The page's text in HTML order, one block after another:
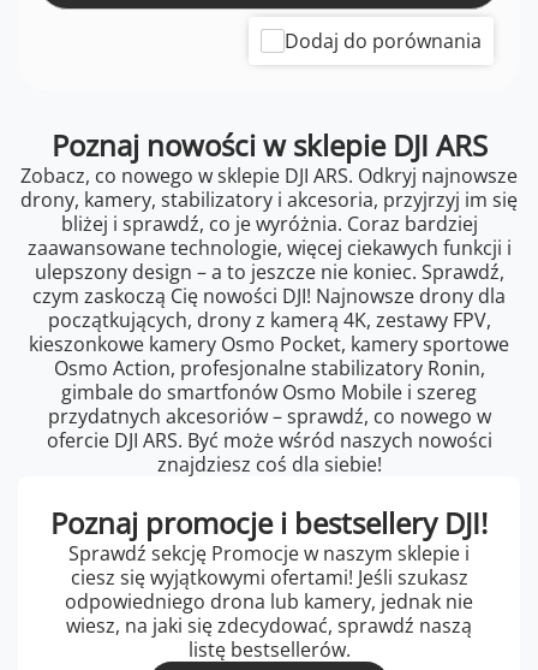
Poznaj nowości w sklepie DJI ARS
Zobacz, co nowego w sklepie DJI ARS. Odkryj najnowsze
drony, kamery, stabilizatory i akcesoria, przyjrzyj im się
bliżej i sprawdź, co je wyróżnia. Coraz bardziej
zaawansowane technologie, więcej ciekawych funkcji i
ulepszony design – a to jeszcze nie koniec. Sprawdź,
czym zaskoczą Cię nowości DJI! Najnowsze drony dla
początkujących, drony z kamerą 4K, zestawy FPV,
kieszonkowe kamery Osmo Pocket, kamery sportowe
Osmo Action, profesjonalne stabilizatory Ronin,
gimbale do smartfonów Osmo Mobile i szereg
przydatnych akcesoriów – sprawdź, co nowego w
ofercie DJI ARS. Być może wśród naszych nowości
znajdziesz coś dla siebie!
Poznaj promocje i bestsellery DJI!
Sprawdź sekcję Promocje w naszym sklepie i
ciesz się wyjątkowymi ofertami! Jeśli szukasz
odpowiedniego drona lub kamery, jednak nie
wiesz, na jaki się zdecydować, sprawdź naszą
listę bestsellerów.
Dodaj do porównania